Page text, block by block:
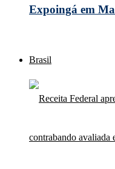
Expoingá em
Brasil